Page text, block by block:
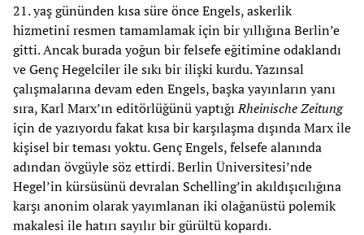
21. yaş gününden kısa süre önce Engels, askerlik
hizmetini resmen tamamlamak için bir yıllığına Berlin’e
gitti. Ancak burada yoğun bir felsefe eğitimine odaklandı
ve Genç Hegelciler ile sıkı bir ilişki kurdu. Yazınsal
çalışmalarına devam eden Engels, başka yayınların yanı
sıra, Karl Marx’ın editörlüğünü yaptığıRheinische Zeitung
için de yazıyordu fakat kısa bir karşılaşma dışında Marx ile
kişisel bir teması yoktu. Genç Engels, felsefe alanında
adından övgüyle söz ettirdi. Berlin Üniversitesi’nde
Hegel’in kürsüsünü devralan Schelling’in akıldışıcılığına
karşı anonim olarak yayımlanan iki olağanüstü polemik
makalesi ile hatırı sayılır bir gürültü kopardı.